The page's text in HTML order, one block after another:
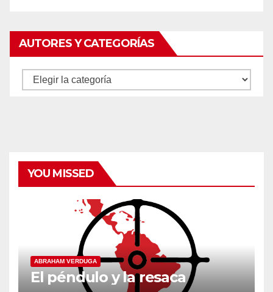
AUTORES Y CATEGORÍAS
Autores
YOU MISSED
ABRAHAM VERDUGA
El péndulo y la resaca